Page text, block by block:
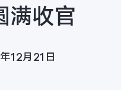
满收官
12月21日